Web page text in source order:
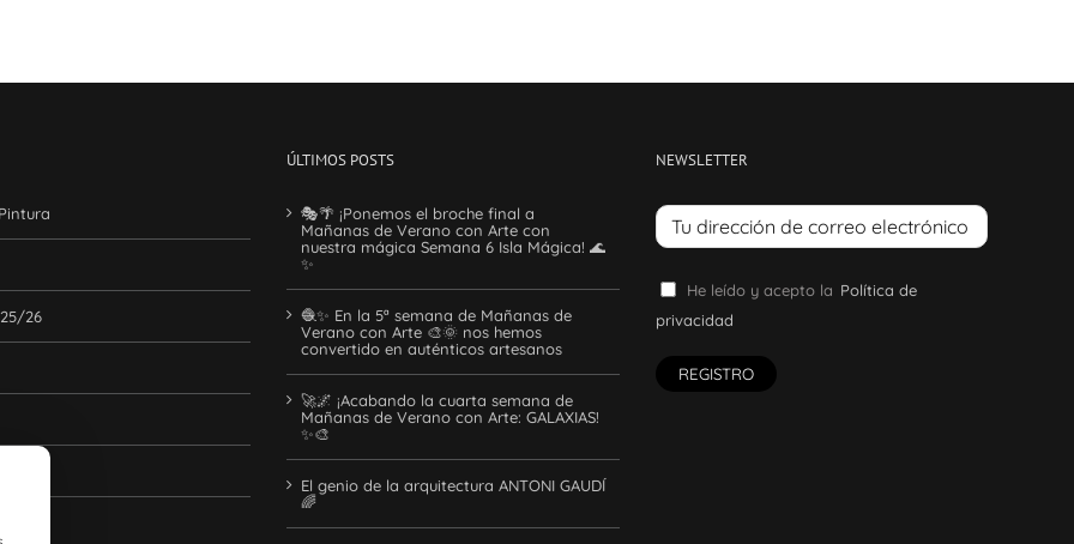
26
ÚLTIMOS POSTS
🎭🌴 ¡Ponemos el broche final a
Mañanas de Verano con Arte con
nuestra mágica Semana 6 Isla Mágica! 🌊
✨
🧶✨ En la 5ª semana de Mañanas de
Verano con Arte 🎨🌞 nos hemos
convertido en auténticos artesanos
🚀🌌 ¡Acabando la cuarta semana de
Mañanas de Verano con Arte: GALAXIAS!
✨🎨
El genio de la arquitectura ANTONI GAUDÍ
🌈
NEWSLETTER
He leído y acepto la Política de
privacidad